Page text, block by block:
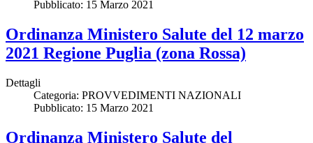
Pubblicato: 15 Marzo 2021
Ordinanza Ministero Salute del 12 marzo
2021 Regione Puglia (zona Rossa)
Dettagli
Categoria: PROVVEDIMENTI NAZIONALI
Pubblicato: 15 Marzo 2021
Ordinanza Ministero Salute del